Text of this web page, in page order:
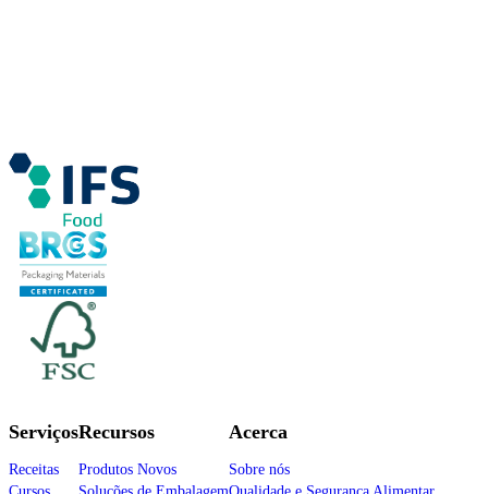
Serviços
Receitas
Recursos
Produtos Novos
Acerca
Sobre nós